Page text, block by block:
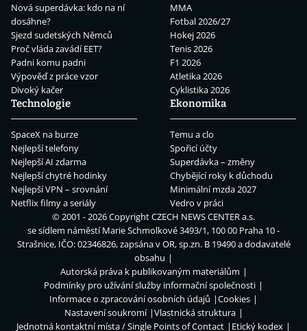
Nová superdávka: kdo na ní
dosáhne?
Sjezd sudetských Němců
Proč vláda zavádí EET?
Padni komu padni
Výpověď z práce vzor
Divoký kačer
MMA
Fotbal 2026/27
Hokej 2026
Tenis 2026
F1 2026
Atletika 2026
Cyklistika 2026
Technologie
SpaceX na burze
Nejlepší telefony
Nejlepší AI zdarma
Nejlepší chytré hodinky
Nejlepší VPN – srovnání
Netflix filmy a seriály
Ekonomika
Temu a clo
Spořicí účty
Superdávka – změny
Chybějící roky k důchodu
Minimální mzda 2027
Vedro v práci
© 2001 - 2026 CopyrightCZECH NEWS CENTER a.s.
se sídlem náměstí Marie Schmolkové 3493/1, 100 00 Praha 10 -
Strašnice, IČO: 02346826, zapsána v OR, sp.zn. B 19490 a dodavatelé
obsahu
Autorská práva k publikovaným materiálům
Podmínky pro užívání služby informační společnosti
Informace o zpracování osobních údajů
Cookies
Nastavení soukromí
Vlastnická struktura
Jednotná kontaktní místa / Single Points of Contact
Etický kodex